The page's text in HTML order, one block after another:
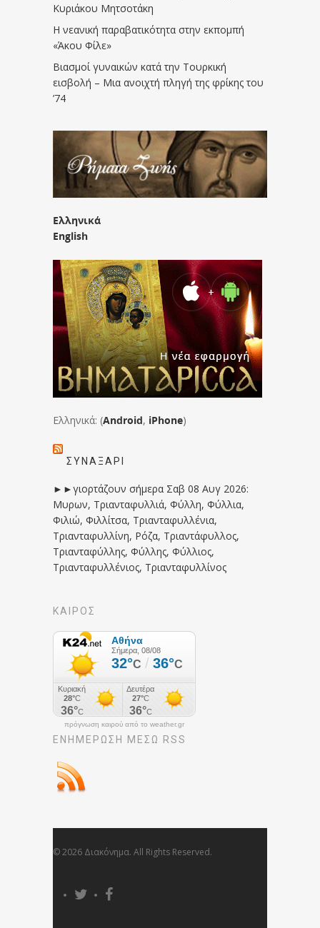
Κυριάκου Μητσοτάκη
Η νεανική παραβατικότητα στην εκπομπή
«Άκου Φίλε»
Βιασμοί γυναικών κατά την Τουρκική
εισβολή – Μια ανοιχτή πληγή της φρίκης του
’74
Ελληνικά
English
Ελληνικά: (Android, iPhone)
ΣΥΝΑΞΆΡΙ
►►γιορτάζουν σήμερα Σαβ 08 Αυγ 2026:
Μυρων, Τριανταφυλλιά, Φύλλη, Φύλλια,
Φιλιώ, Φιλλίτσα, Τριανταφυλλένια,
Τριανταφυλλίνη, Ρόζα, Τριαντάφυλλος,
Τριανταφύλλης, Φύλλης, Φύλλιος,
Τριανταφυλλένιος, Τριανταφυλλίνος
ΚΑΙΡΟΣ
πρόγνωση καιρού από το weather.gr
ΕΝΗΜΈΡΩΣΉ ΜΕΣΩ RSS
© 2026 Διακόνημα. All Rights Reserved.